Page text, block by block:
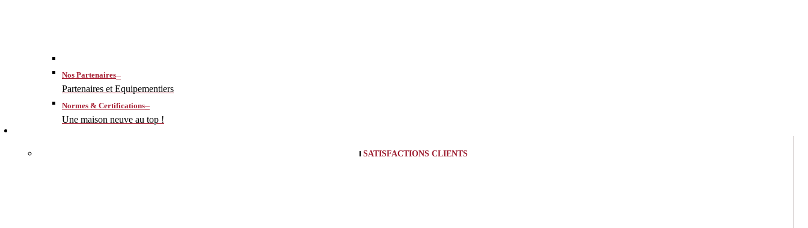
Nos Partenaires–
Partenaires et Equipementiers
Normes & Certifications–
Une maison neuve au top !
SATISFACTIONS CLIENTS